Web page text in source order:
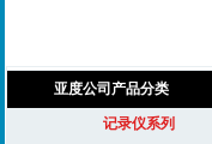
亚度公司产品分类
记录仪系列